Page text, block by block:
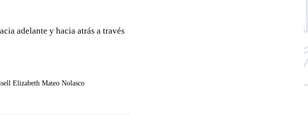
adelante y hacia atrás a través
Elizabeth Mateo Nolasco